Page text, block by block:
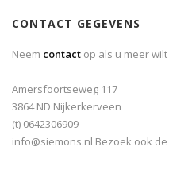
CONTACT GEGEVENS
Neem contact op als u meer
Amersfoortseweg 117
3864 ND Nijkerkerveen
(t) 0642306909
info@siemons.nl Bezoek ook